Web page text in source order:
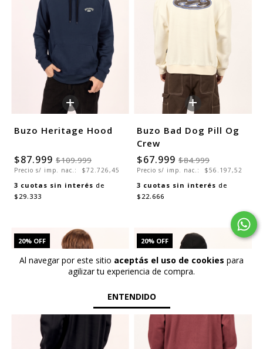
Al navegar por este sitio aceptás el uso de cookies para
agilizar tu experiencia de compra.
ENTENDIDO
+
Buzo Heritage Hood
$87.999 $109.999
Precio s/ imp. nac.: $72.726,45
3 cuotas sin interés de
$29.333
+
Buzo Bad Dog Pill Og
Crew
$67.999 $84.999
Precio s/ imp. nac.: $56.197,52
3 cuotas sin interés de
$22.666
20% OFF
SALE
20% OFF
SALE